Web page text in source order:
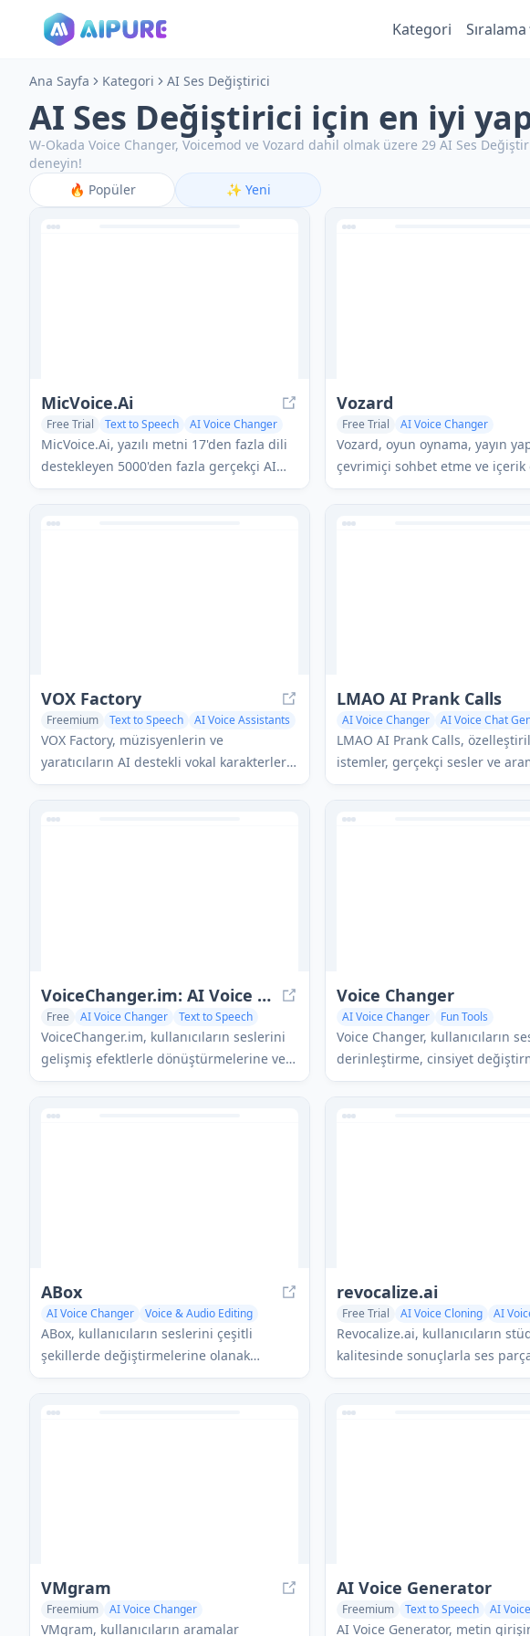
Kategori Sıralama
Ana Sayfa Kategori AI Ses Değiştirici
AI Ses Değiştirici için en iyi
W-Okada Voice Changer, Voicemod ve Vozard dahil olmak üzere 29 AI Ses
deneyin!
🔥 Popüler ✨ Yeni
MicVoice.Ai
Free Trial Text to Speech AI Voice Changer
MicVoice.Ai, yazılı metni 17'den fazla dili
destekleyen 5000'den fazla gerçekçi AI
sesi ile yüksek kaliteli, doğal sesli
bir AI ses üretim platformudur.
Vozard
Free Trial
AI Voice Changer
Voice & Audio Editing
AI Speech
Vozard, oyun oynama, yayın
çevrimiçi sohbet etme ve içerik
sırasında gerçek zamanlı ses
filtre sunan yapay zeka destekli
VOX Factory
Freemium Text to Speech
AI Voice Assistants
AI Voice Changer
VOX Factory, müzisyenlerin ve
yaratıcıların AI destekli vokal karakterleri
ile şarkı üretimini kolayca yapmalarını
LMAO AI Prank Calls
AI Voice Changer AI Voice Chat
LMAO AI Prank Calls,
istemler, gerçekçi sesler ve
özellikleri ile gerçek zamanlı
VoiceChanger.im: AI Voice Cloner & Text to Speech Free Online
Free AI Voice Changer Text to Speech
VoiceChanger.im, kullanıcıların seslerini
gelişmiş efektlerle dönüştürmelerine ve
gerçekçi AI tarafından üretilen sesler
çevrimiçi AI ses klonlama ve metinden
Voice Changer
AI Voice Changer Fun Tools
Voice Changer, kullanıcıların
derinleştirme, cinsiyet
tonlar ve daha fazlası gibi
tanıyan ücretsiz bir çevrimiçi
ABox
AI Voice Changer Voice & Audio Editing
ABox, kullanıcıların seslerini çeşitli
şekillerde değiştirmelerine olanak
tanıyan çok yönlü bir AI destekli gerçek
revocalize.ai
Free Trial AI Voice Cloning AI
Revocalize.ai, kullanıcıların
kalitesinde sonuçlarla ses
oluşturmasına, klonlamasına
ses üretim aracıdır.
VMgram
Freemium
AI Voice Changer
Voice & Audio Editing
AI Voice Chat Generator
VMgram, kullanıcıların aramalar
AI Voice Generator
Freemium Text to Speech
AI
AI Voice Chat Generator
AI Voice Generator, metin